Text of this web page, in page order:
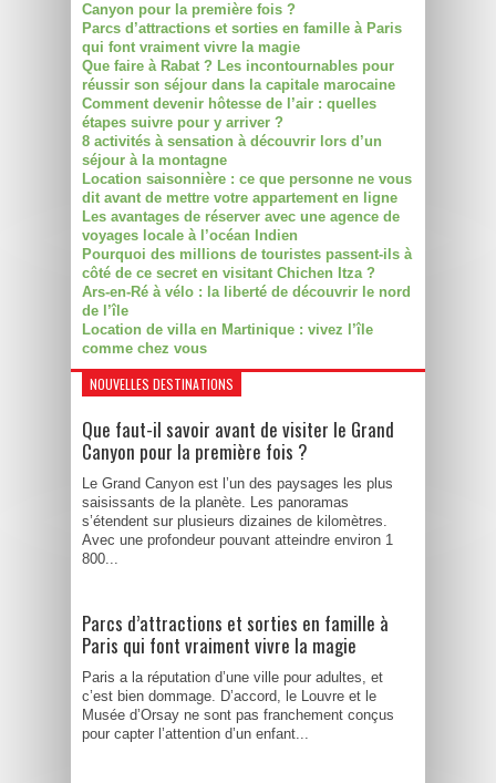
Canyon pour la première fois ?
Parcs d’attractions et sorties en famille à Paris
qui font vraiment vivre la magie
Que faire à Rabat ? Les incontournables pour
réussir son séjour dans la capitale marocaine
Comment devenir hôtesse de l’air : quelles
étapes suivre pour y arriver ?
8 activités à sensation à découvrir lors d’un
séjour à la montagne
Location saisonnière : ce que personne ne vous
dit avant de mettre votre appartement en ligne
Les avantages de réserver avec une agence de
voyages locale à l’océan Indien
Pourquoi des millions de touristes passent-ils à
côté de ce secret en visitant Chichen Itza ?
Ars-en-Ré à vélo : la liberté de découvrir le nord
de l’île
Location de villa en Martinique : vivez l’île
comme chez vous
NOUVELLES DESTINATIONS
Que faut-il savoir avant de visiter le Grand
Canyon pour la première fois ?
Le Grand Canyon est l’un des paysages les plus
saisissants de la planète. Les panoramas
s’étendent sur plusieurs dizaines de kilomètres.
Avec une profondeur pouvant atteindre environ 1
800...
Parcs d’attractions et sorties en famille à
Paris qui font vraiment vivre la magie
Paris a la réputation d’une ville pour adultes, et
c’est bien dommage. D’accord, le Louvre et le
Musée d’Orsay ne sont pas franchement conçus
pour capter l’attention d’un enfant...